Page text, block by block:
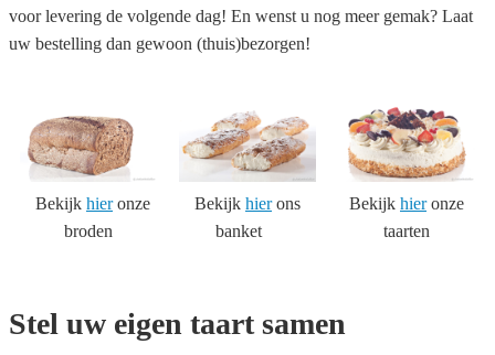
voor levering de volgende dag! En wenst u nog meer gemak? Laat
uw bestelling dan gewoon (thuis)bezorgen!
Bekijk hier onze
broden
Bekijk hier ons
banket
Bekijk hier onze
taarten
Stel uw eigen taart samen